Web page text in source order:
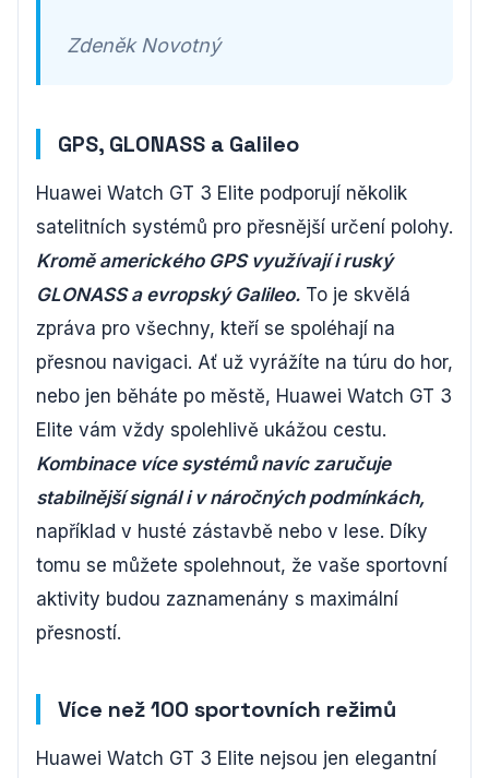
Zdeněk Novotný
GPS, GLONASS a Galileo
Huawei Watch GT 3 Elite podporují několik
satelitních systémů pro přesnější určení polohy.
Kromě amerického GPS využívají i ruský
GLONASS a evropský Galileo. To je skvělá
zpráva pro všechny, kteří se spoléhají na
přesnou navigaci. Ať už vyrážíte na túru do hor,
nebo jen běháte po městě, Huawei Watch GT 3
Elite vám vždy spolehlivě ukážou cestu.
Kombinace více systémů navíc zaručuje
stabilnější signál i v náročných podmínkách,
například v husté zástavbě nebo v lese. Díky
tomu se můžete spolehnout, že vaše sportovní
aktivity budou zaznamenány s maximální
přesností.
Více než 100 sportovních režimů
Huawei Watch GT 3 Elite nejsou jen elegantní